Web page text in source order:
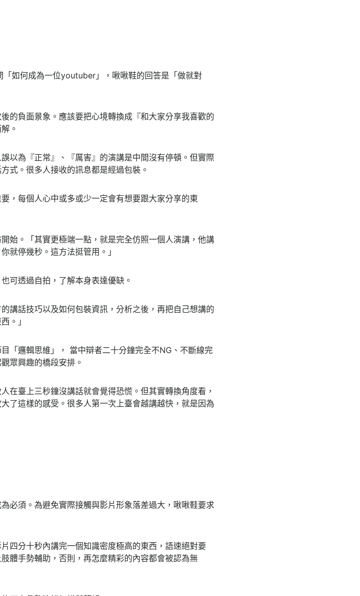
如何成為一位youtuber」，啾啾鞋的回答是「做就對
的負面景象。應該要把心境轉換成『和大家分享我喜歡的
。
以為『正常』、『厲害』的演講是中間沒有停頓。但實際
式。很多人接收的訊息都是經過包裝。
，每個人心中或多或少一定會有想要跟大家分享的東
始。「其實更極端一點，就是完全仿照一個人演講，他講
就停幾秒。這方法挺管用。」
可透過自拍，了解本身表達優缺。
講話技巧以及如何包裝資訊，分析之後，再把自己想講的
。」
「邏輯思維」， 當中辯者二十分鐘完全不NG、不斷線完
眾興趣的橋段安排。
在臺上三秒鐘沒講話就會覺得恐慌。但其實轉換角度看，
了這樣的感受。很多人第一次上臺會越講越快，就是因為
必須。為避免實際接觸與影片形象落差過大，啾啾鞋要求
四分十秒內講完一個知識密度極高的東西，語速絕對要
體手勢輔助，否則，再怎麼精彩的內容都會被認為無